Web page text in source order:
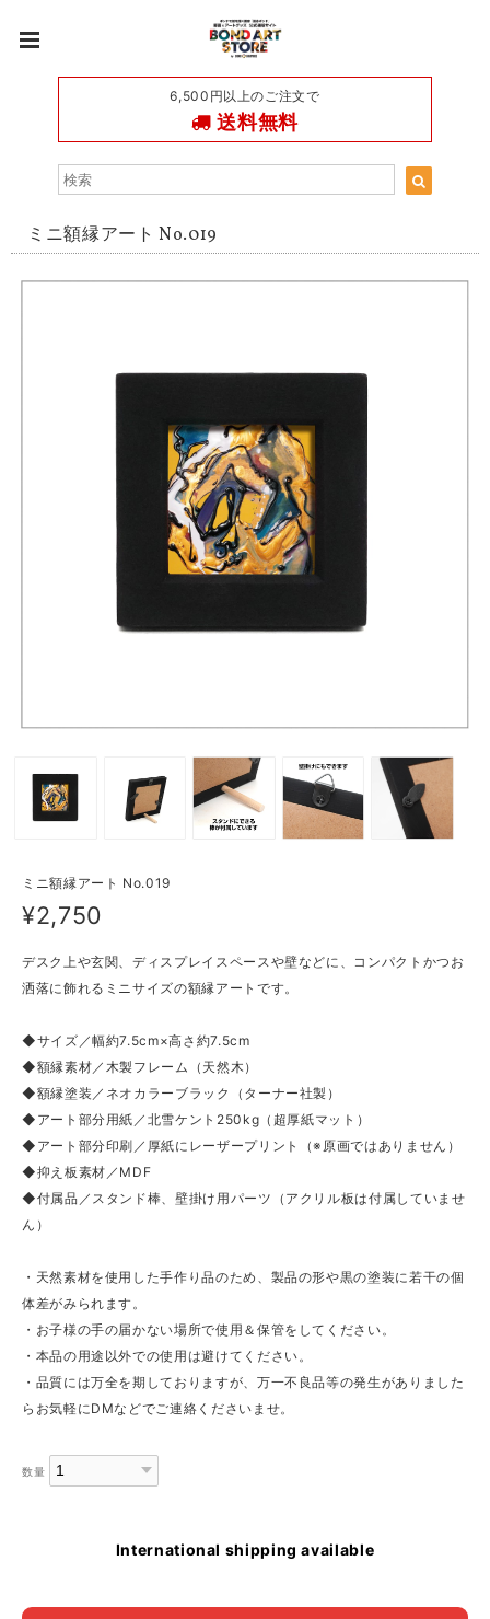
6,500円以上のご注文で
送料無料
ミニ額縁アート No.019
ミニ額縁アート No.019
¥2,750
デスク上や玄関、ディスプレイスペースや壁などに、コンパクトかつお
洒落に飾れるミニサイズの額縁アートです。
◆サイズ／幅約7.5cm×高さ約7.5cm
◆額縁素材／木製フレーム（天然木）
◆額縁塗装／ネオカラーブラック（ターナー社製）
◆アート部分用紙／北雪ケント250kg（超厚紙マット）
◆アート部分印刷／厚紙にレーザープリント（※原画ではありません）
◆抑え板素材／MDF
◆付属品／スタンド棒、壁掛け用パーツ（アクリル板は付属していませ
ん）
・天然素材を使用した手作り品のため、製品の形や黒の塗装に若干の個
体差がみられます。
・お子様の手の届かない場所で使用＆保管をしてください。
・本品の用途以外での使用は避けてください。
・品質には万全を期しておりますが、万一不良品等の発生がありました
らお気軽にDMなどでご連絡くださいませ。
数量
International shipping available